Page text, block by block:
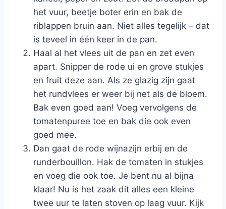
het vuur, beetje boter erin en bak de
riblappen bruin aan. Niet alles tegelijk – dat
is teveel in één keer in de pan.
Haal al het vlees uit de pan en zet even
apart. Snipper de rode ui en grove stukjes
en fruit deze aan. Als ze glazig zijn gaat
het rundvlees er weer bij net als de bloem.
Bak even goed aan! Voeg vervolgens de
tomatenpuree toe en bak die ook even
goed mee.
Dan gaat de rode wijnazijn erbij en de
runderbouillon. Hak de tomaten in stukjes
en voeg die ook toe. Je bent nu al bijna
klaar! Nu is het zaak dit alles een kleine
twee uur te laten stoven op laag vuur. Kijk